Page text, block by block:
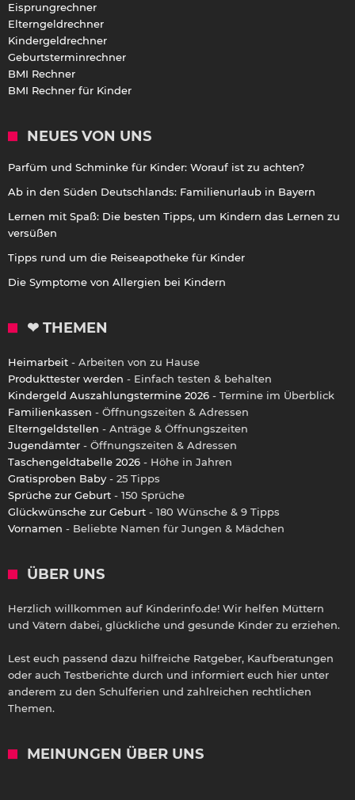
Eisprungrechner
Elterngeldrechner
Kindergeldrechner
Geburtsterminrechner
BMI Rechner
BMI Rechner für Kinder
NEUES VON UNS
Parfüm und Schminke für Kinder: Worauf ist zu achten?
Ab in den Süden Deutschlands: Familienurlaub in Bayern
Lernen mit Spaß: Die besten Tipps, um Kindern das Lernen zu
versüßen
Tipps rund um die Reiseapotheke für Kinder
Die Symptome von Allergien bei Kindern
❤ THEMEN
Heimarbeit - Arbeiten von zu Hause
Produkttester werden - Einfach testen & behalten
Kindergeld Auszahlungstermine 2026 - Termine im Überblick
Familienkassen - Öffnungszeiten & Adressen
Elterngeldstellen - Anträge & Öffnungszeiten
Jugendämter - Öffnungszeiten & Adressen
Taschengeldtabelle 2026 - Höhe in Jahren
Gratisproben Baby - 25 Tipps
Sprüche zur Geburt - 150 Sprüche
Glückwünsche zur Geburt - 180 Wünsche & 9 Tipps
Vornamen - Beliebte Namen für Jungen & Mädchen
ÜBER UNS
Herzlich willkommen auf Kinderinfo.de! Wir helfen Müttern
und Vätern dabei, glückliche und gesunde Kinder zu erziehen.
Lest euch passend dazu hilfreiche Ratgeber, Kaufberatungen
oder auch Testberichte durch und informiert euch hier unter
anderem zu den Schulferien und zahlreichen rechtlichen
Themen.
MEINUNGEN ÜBER UNS